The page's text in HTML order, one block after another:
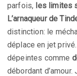
parfois, les limites
L’arnaqueur de
distinction: le
déplace en jet
dépeintes comme
débordant d’amour.